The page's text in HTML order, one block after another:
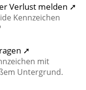
Verlust melden ➚
Kennzeichen
➚
mit
Untergrund.